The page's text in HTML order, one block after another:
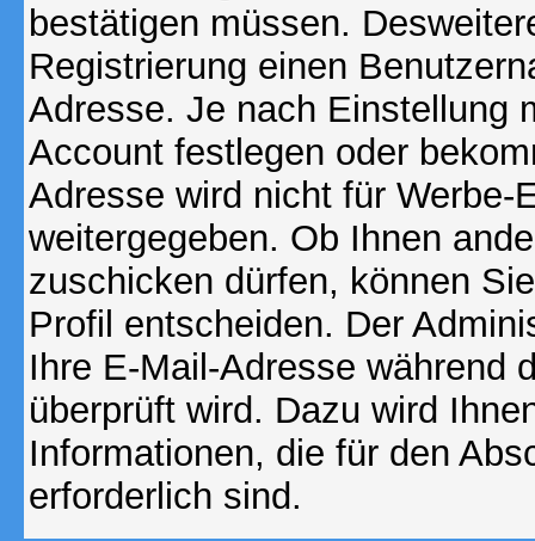
bestätigen müssen.
Registrierung einen
Adresse. Je nach Einstellung
Account festlegen oder
Adresse wird nicht für
weitergegeben. Ob Ihnen
zuschicken dürfen, können
Profil entscheiden. Der
Ihre E-Mail-Adresse während
überprüft wird. Dazu wird
Informationen, die für den
erforderlich sind.